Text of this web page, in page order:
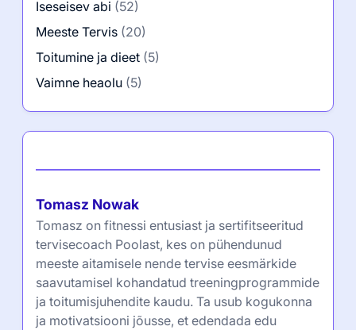
Iseseisev abi (52)
Meeste Tervis (20)
Toitumine ja dieet (5)
Vaimne heaolu (5)
Tomasz Nowak
Tomasz on fitnessi entusiast ja sertifitseeritud
tervisecoach Poolast, kes on pühendunud
meeste aitamisele nende tervise eesmärkide
saavutamisel kohandatud treeningprogrammide
ja toitumisjuhendite kaudu. Ta usub kogukonna
ja motivatsiooni jõusse, et edendada edu